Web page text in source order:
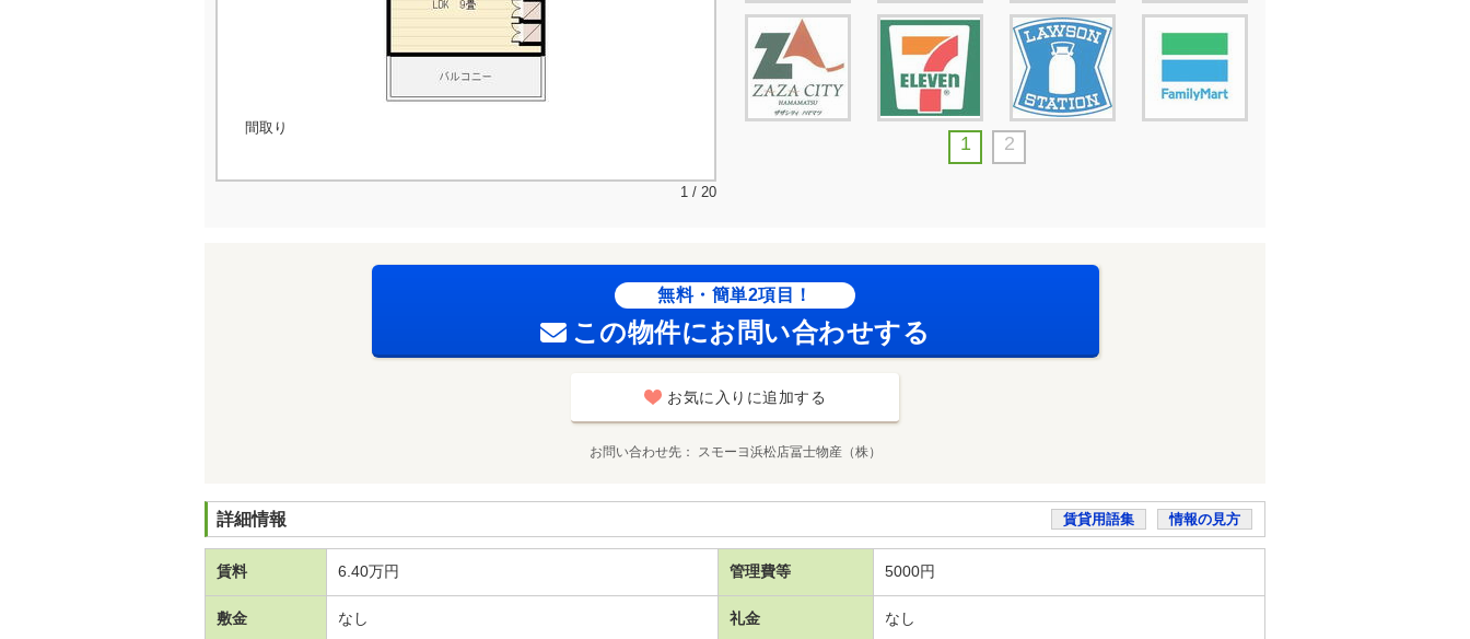
間取り
1 / 20
1 2
無料・簡単2項目！
この物件にお問い合わせする
お気に入りに追加する
お問い合わせ先 スモーヨ浜松店冨士物産（株）
詳細情報 賃貸用語集 情報の見方
賃料 6.40万円 管理費等 5000円
敷金 なし 礼金 なし